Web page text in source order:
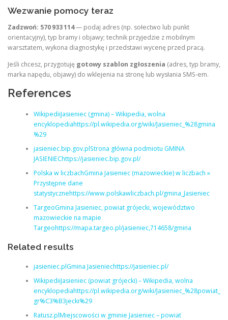
Wezwanie pomocy teraz
Zadzwoń: 570 933 114— podaj adres (np. sołectwo lub punkt
orientacyjny), typ bramy i objawy; technik przyjedzie z mobilnym
warsztatem, wykona diagnostykę i przedstawi wycenę przed pracą.
Jeśli chcesz, przygotuję gotowy szablon zgłoszenia (adres, typ bramy,
marka napędu, objawy) do wklejenia na stronę lub wysłania SMS‑em.
References
WikipediiJasieniec (gmina) – Wikipedia, wolna
encyklopediahttps://pl.wikipedia.org/wiki/Jasieniec_%28gmina
%29
jasieniec.bip.gov.plStrona główna podmiotu GMINA
JASIENIEChttps://jasieniec.bip.gov.pl/
Polska w liczbachGmina Jasieniec (mazowieckie) w liczbach »
Przystępne dane
statystycznehttps://www.polskawliczbach.pl/gmina_Jasieniec
TargeoGmina Jasieniec, powiat grójecki, województwo
mazowieckie na mapie
Targeohttps://mapa.targeo.pl/jasieniec,714658/gmina
Related results
jasieniec.plGmina Jasieniechttps://jasieniec.pl/
WikipediiJasieniec (powiat grójecki) – Wikipedia, wolna
encyklopediahttps://pl.wikipedia.org/wiki/Jasieniec_%28powiat_
gr%C3%B3jecki%29
Ratusz.plMiejscowości w gminie Jasieniec – powiat